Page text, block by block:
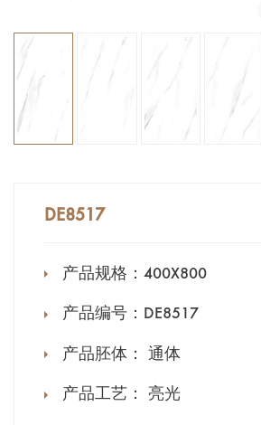
DE8517
产品规格：400X800
产品编号： DE8517
产品胚体：通体
产品工艺： 亮光